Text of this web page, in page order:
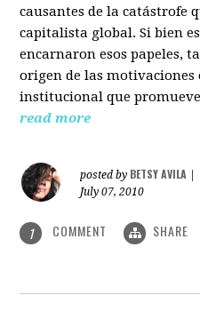
causantes de la catástrofe
capitalista global. Si bien
encarnaron esos papeles,
origen de las motivaciones
institucional que promueve
read more
posted by BETSY AVILA
July 07, 2010
1 COMMENT SHARE